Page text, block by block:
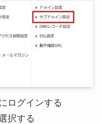
ログインする
択する